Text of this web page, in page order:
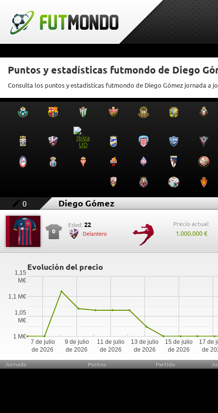
Puntos y estadísticas futmondo de Diego
Consulta los puntos y estadísticas futmondo de Diego Gómez jornada a
0 Diego Gómez
0
Edad: 22
Delantero
Precio actual:
1.000.000 €
Evolución del precio
7 de julio
de 2026
9 de julio
de 2026
11 de julio
de 2026
13 de julio
de 2026
15 de julio
de 2026
17 de
de
1 M€
1,05
M€
1,1 M€
1,15
M€
Jornada Puntos Partido